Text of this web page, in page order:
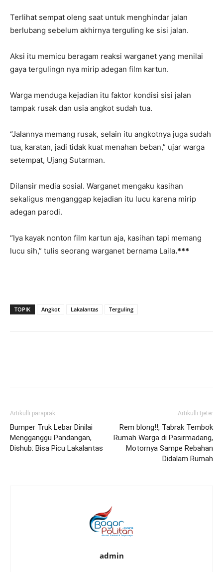
Terlihat sempat oleng saat untuk menghindar jalan
berlubang sebelum akhirnya terguling ke sisi jalan.
Aksi itu memicu beragam reaksi warganet yang menilai
gaya tergulingn nya mirip adegan film kartun.
Warga menduga kejadian itu faktor kondisi sisi jalan
tampak rusak dan usia angkot sudah tua.
“Jalannya memang rusak, selain itu angkotnya juga sudah
tua, karatan, jadi tidak kuat menahan beban,” ujar warga
setempat, Ujang Sutarman.
Dilansir media sosial. Warganet mengaku kasihan
sekaligus menganggap kejadian itu lucu karena mirip
adegan parodi.
“Iya kayak nonton film kartun aja, kasihan tapi memang
lucu sih,” tulis seorang warganet bernama Laila.***
TOPIK Angkot Lakalantas Terguling
Artikulli paraprak
Bumper Truk Lebar Dinilai
Mengganggu Pandangan,
Dishub: Bisa Picu Lakalantas
Artikulli tjetër
Rem blong!!, Tabrak Tembok
Rumah Warga di Pasirmadang,
Motornya Sampe Rebahan
Didalam Rumah
admin